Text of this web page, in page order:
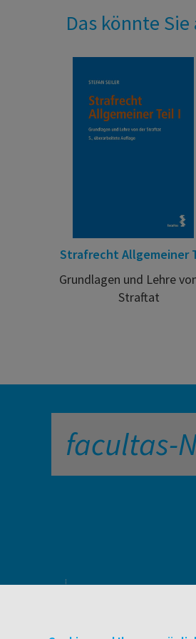
Das könnte
Strafrecht Allgemeiner
Grundlagen und Lehre
Straftat
facultas-